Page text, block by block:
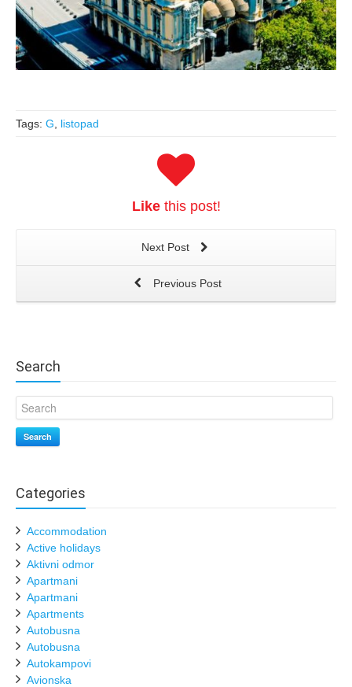
Tags: G listopad
Likethis post!
Next Post
Previous Post
Search
Search
Categories
Accommodation
Active holidays
Aktivni odmor
Apartmani
Apartmani
Apartments
Autobusna
Autobusna
Autokampovi
Avionska